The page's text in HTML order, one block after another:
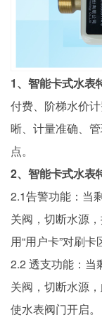
1、智能卡式水表
付费、阶梯水价
晰、计量准确、
点。
2、智能卡式水表
2.1告警功能：当
关阀，切断水源
用“用户卡”对刷
2.2 透支功能：当
关阀，切断水源
使水表阀门开启。